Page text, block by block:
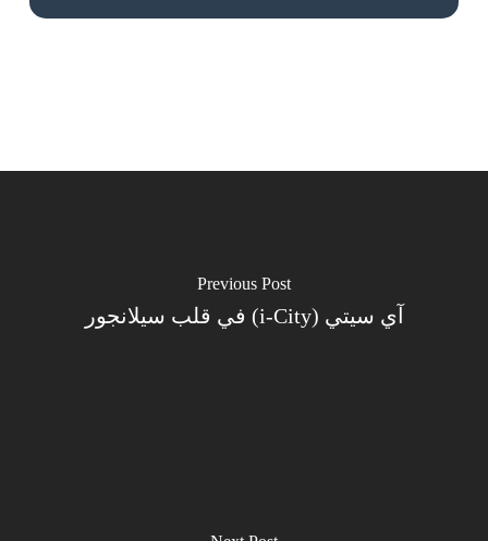
Previous Post
آي سيتي (i-City) في قلب سيلانجور